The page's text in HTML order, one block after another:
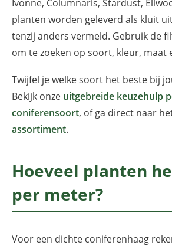
Ivonne, Columnaris, Stardust,
planten worden geleverd als kluit
tenzij anders vermeld. Gebruik de
om te zoeken op soort, kleur, maat
Twijfel je welke soort het beste bij
Bekijk onze uitgebreide keuzehulp
coniferensoort, of ga direct naar
assortiment.
Hoeveel planten
per meter?
Voor een dichte coniferenhaag